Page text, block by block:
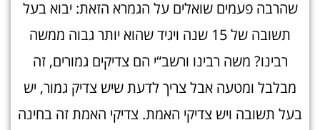
שהרבה פעמים שואלים על הגמרא הזאת: יבוא בעל
תשובה של 15 שנה ויגיד שהוא יותר גבוה ממשה
רבינו? משה רבינו ורשב“י הם צדיקים גמורים, זה
מבלבל ומטעה אבל צריך לדעת שיש צדיק גמור, יש
בעל תשובה ויש צדיקי האמת. צדיקי האמת זה בחינה